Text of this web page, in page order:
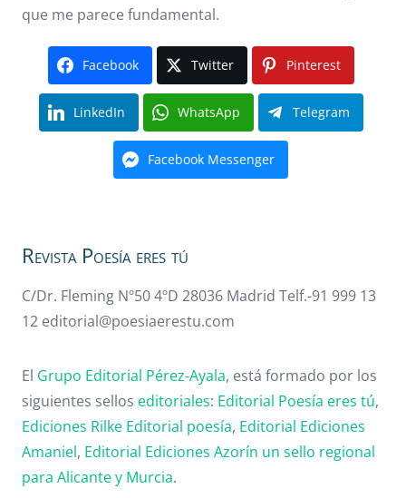
que me parece fundamental.
Facebook Twitter Pinterest
LinkedIn WhatsApp Telegram
Facebook Messenger
Revista Poesía eres tú
C/Dr. Fleming Nº50 4ºD 28036 Madrid Telf.-91 999 13
12 editorial@poesiaerestu.com
El Grupo Editorial Pérez-Ayala, está formado por los
siguientes sellos editoriales: Editorial Poesía eres tú,
Ediciones Rilke Editorial poesía, Editorial Ediciones
Amaniel, Editorial Ediciones Azorín un sello regional
para Alicante y Murcia.